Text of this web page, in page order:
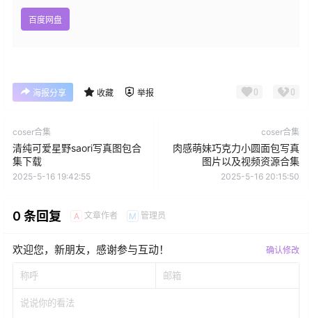
百度网盘
海报分享 收藏 举报 0 0
coser合集
清纯可爱星野saori写真图包合
集下载
2025-5-16 19:42:55
coser合集
肉感萌妹巧克力小圆面包写真
图片以及视频资源合集
2025-5-16 20:15:50
0 条回复 A 文章作者 M 管理员
欢迎您，新朋友，感谢参与互动！ 确认修改